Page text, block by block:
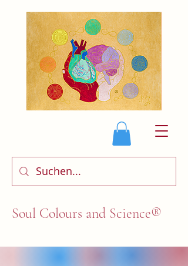
Soul Colours and Science®